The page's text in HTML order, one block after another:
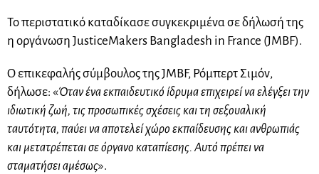
Το περιστατικό καταδίκασε συγκεκριμένα σε δήλωσή της
η οργάνωση JusticeMakers Bangladesh in France (JMBF).
Ο επικεφαλής σύμβουλος της JMBF, Ρόμπερτ Σιμόν,
δήλωσε: «Όταν ένα εκπαιδευτικό ίδρυμα επιχειρεί να ελέγξει την
ιδιωτική ζωή, τις προσωπικές σχέσεις και τη σεξουαλική
ταυτότητα, παύει να αποτελεί χώρο εκπαίδευσης και ανθρωπιάς
και μετατρέπεται σε όργανο καταπίεσης. Αυτό πρέπει να
σταματήσει αμέσως».